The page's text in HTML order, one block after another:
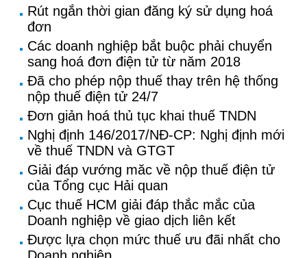
Rút ngắn thời gian đăng ký sử dụng hoá
đơn
Các doanh nghiệp bắt buộc phải chuyển
sang hoá đơn điện tử từ năm 2018
Đã cho phép nộp thuế thay trên hệ thống
nộp thuế điện tử 24/7
Đơn giản hoá thủ tục khai thuế TNDN
Nghị định 146/2017/NĐ-CP: Nghị định mới
về thuế TNDN và GTGT
Giải đáp vướng măc về nộp thuế điện tử
của Tổng cục Hải quan
Cục thuế HCM giải đáp thắc mắc của
Doanh nghiệp về giao dịch liên kết
Được lựa chọn mức thuế ưu đãi nhất cho